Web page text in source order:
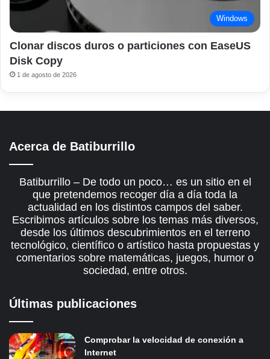
Windows
Clonar discos duros o particiones con EaseUS
Disk Copy
1 de agosto de 2026
Acerca de Batiburrillo
Batiburrillo – De todo un poco… es un sitio en el
que pretendemos recoger día a día toda la
actualidad en los distintos campos del saber.
Escribimos artículos sobre los temas más diversos,
desde los últimos descubrimientos en el terreno
tecnológico, científico o artístico hasta propuestas y
comentarios sobre matemáticas, juegos, humor o
sociedad, entre otros.
Últimas publicaciones
Comprobar la velocidad de conexión a
Internet